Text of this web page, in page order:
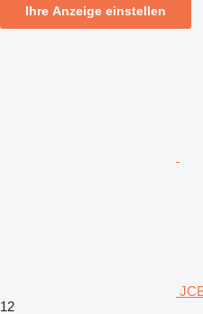
Ihre Anzeige einstellen
12